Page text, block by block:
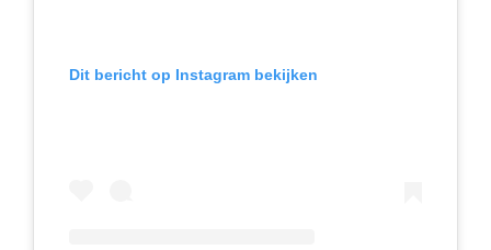
Dit bericht op Instagram bekijken